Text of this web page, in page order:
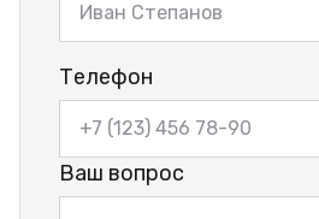
Телефон
Ваш вопрос